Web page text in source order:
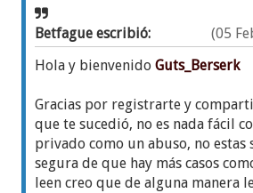
(05
Betfague escribió:
Hola y bienvenidoGuts_Berserk
Gracias por registrarte y
que te sucedió, no es nada fácil
privado como un abuso, no estas
segura de que hay más casos
leen creo que de alguna manera